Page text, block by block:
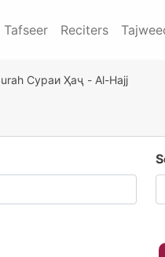
Tafseer Reciters
Сураи Ҳаҷ - Al-Hajj